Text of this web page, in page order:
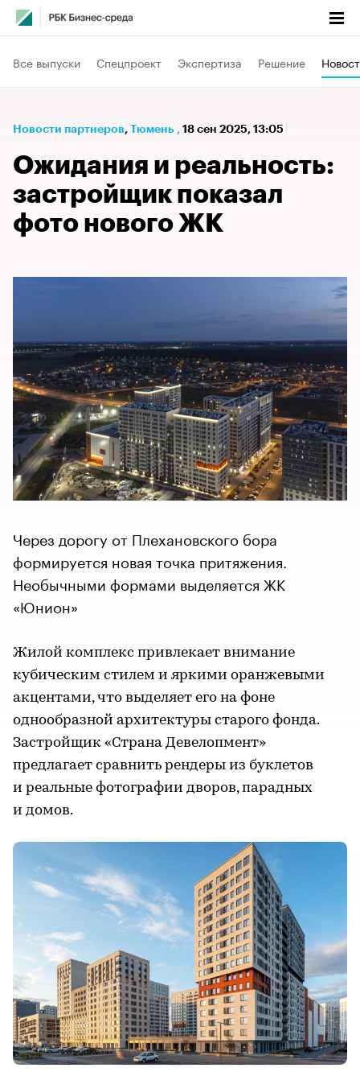
Все выпуски Спецпроект Экспертиза Решение
Новости партнеров⁠, Тюмень , 18 сен 2025, 13:05
Ожидания и реальность:
застройщик показал
фото нового ЖК
Через дорогу от Плехановского бора
формируется новая точка притяжения.
Необычными формами выделяется ЖК
«Юнион»
Жилой комплекс привлекает внимание
кубическим стилем и яркими оранжевыми
акцентами, что выделяет его на фоне
однообразной архитектуры старого фонда.
Застройщик «Страна Девелопмент»
предлагает сравнить рендеры из буклетов
и реальные фотографии дворов, парадных
и домов.